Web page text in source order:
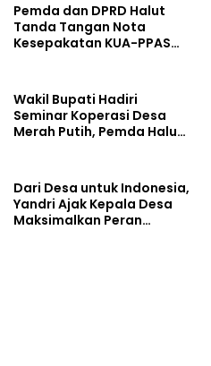
Pemda dan DPRD Halut
Tanda Tangan Nota
Kesepakatan KUA-PPAS
Wakil Bupati Hadiri
Seminar Koperasi Desa
Merah Putih, Pemda Halut
Dari Desa untuk Indonesia,
Yandri Ajak Kepala Desa
Maksimalkan Peran